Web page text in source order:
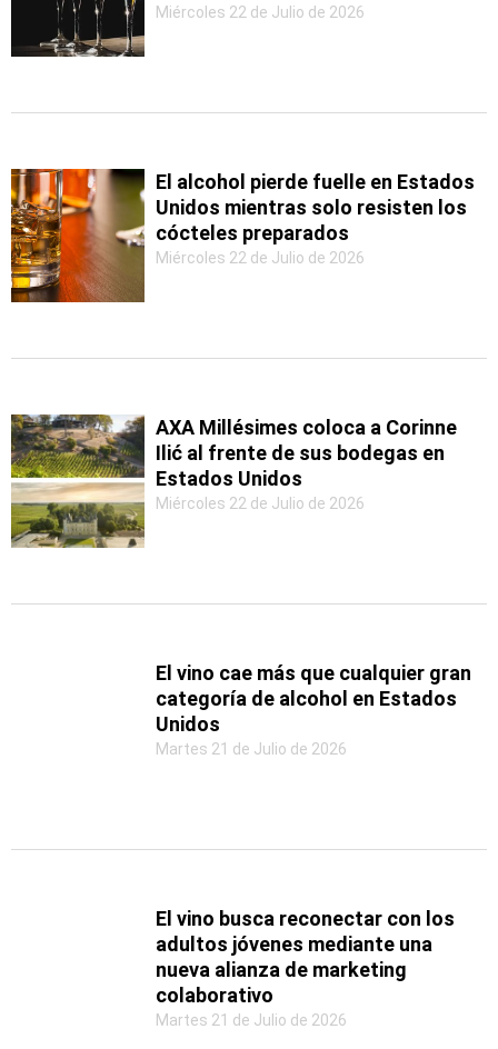
Miércoles 22 de Julio de 2026
El alcohol pierde fuelle en Estados
Unidos mientras solo resisten los
cócteles preparados
Miércoles 22 de Julio de 2026
AXA Millésimes coloca a Corinne
Ilić al frente de sus bodegas en
Estados Unidos
Miércoles 22 de Julio de 2026
El vino cae más que cualquier gran
categoría de alcohol en Estados
Unidos
Martes 21 de Julio de 2026
El vino busca reconectar con los
adultos jóvenes mediante una
nueva alianza de marketing
colaborativo
Martes 21 de Julio de 2026